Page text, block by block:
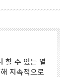
할 수 있는 열
지속적으로